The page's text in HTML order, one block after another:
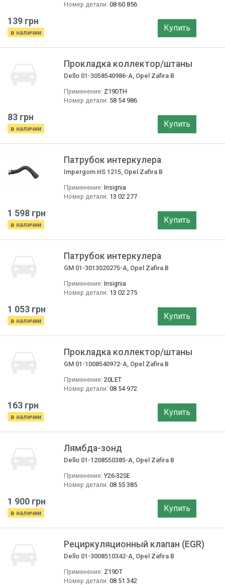
Номер детали: 08 60 856
139 грн
в наличии Купить
Прокладка коллектор/штаны
Dello 01-3058540986-A, Opel Zafira B
Применение: Z19DTH
Номер детали: 58 54 986
83 грн
в наличии Купить
Патрубок интеркулера
Impergom HS 1215, Opel Zafira B
Применение: Insignia
Номер детали: 13 02 277
1 598 грн
в наличии Купить
Патрубок интеркулера
GM 01-3013020275-A, Opel Zafira B
Применение: Insignia
Номер детали: 13 02 275
1 053 грн
в наличии Купить
Прокладка коллектор/штаны
GM 01-1008540972-A, Opel Zafira B
Применение: 20LET
Номер детали: 08 54 972
163 грн
в наличии Купить
Лямбда-зонд
Dello 01-1208550385-A, Opel Zafira B
Применение: Y26-32SE
Номер детали: 08 55 385
1 900 грн
в наличии Купить
Рециркуляционный клапан (EGR)
Dello 01-3008510342-A, Opel Zafira B
Применение: Z19DT
Номер детали: 08 51 342